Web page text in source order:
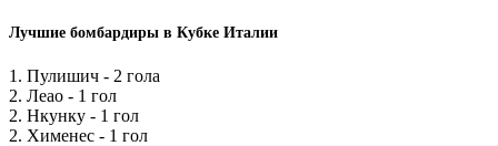
Лучшие бомбардиры в Кубке Италии
1. Пулишич - 2 гола
2. Леао - 1 гол
2. Нкунку - 1 гол
2. Хименес - 1 гол